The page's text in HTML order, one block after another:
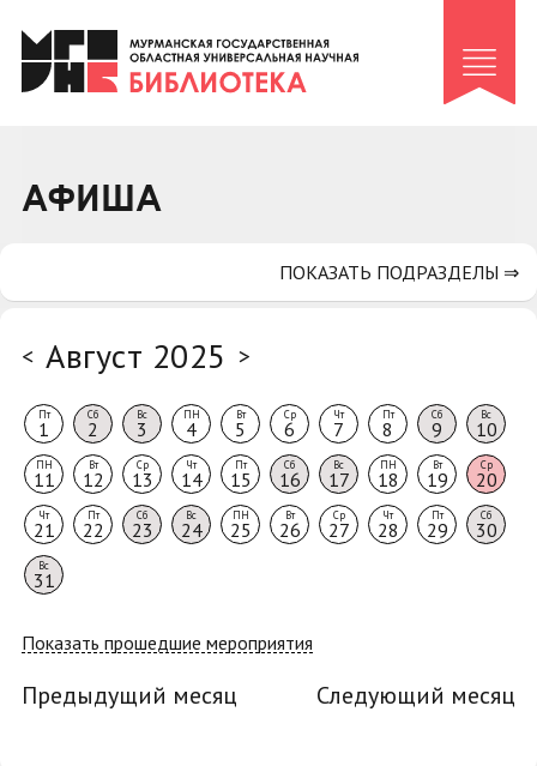
Клуб «Гиря и сельдерей»
Клуб «Семейный архив»
Коллегам
АФИША
< Август 2025 >
Пт
1
Сб
2
Вс
3
ПН
4
Вт
5
Ср
6
Чт
7
Пт
8
Сб
9
Вс
10
ПН
11
Вт
12
Ср
13
Чт
14
Пт
15
Сб
16
Вс
17
ПН
18
Вт
19
Ср
20
Чт
21
Пт
22
Сб
23
Вс
24
ПН
25
Вт
26
Ср
27
Чт
28
Пт
29
Сб
30
Вс
31
Показать прошедшие мероприятия
Предыдущий месяц Следующий месяц
ПОКАЗАТЬ ПОДРАЗДЕЛЫ ⇒